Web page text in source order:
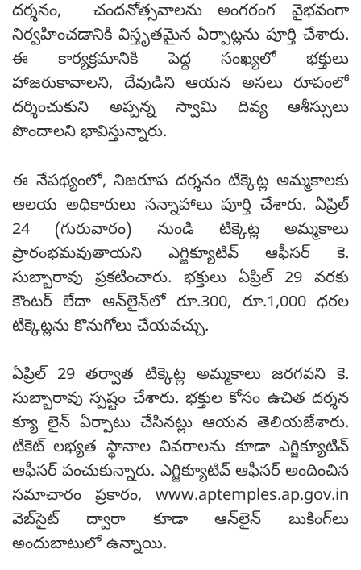
దర్శనం, చందనోత్సవాలను అంగరంగ వైభవంగా
నిర్వహించడానికి విస్తృతమైన ఏర్పాట్లను పూర్తి చేశారు.
ఈ కార్యక్రమానికి పెద్ద సంఖ్యలో భక్తులు
హాజరుకావాలని, దేవుడిని ఆయన అసలు రూపంలో
దర్శించుకుని అప్పన్న స్వామి దివ్య ఆశీస్సులు
పొందాలని భావిస్తున్నారు.
ఈ నేపథ్యంలో, నిజరూప దర్శనం టిక్కెట్ల అమ్మకాలకు
ఆలయ అధికారులు సన్నాహాలు పూర్తి చేశారు. ఏప్రిల్
24 (గురువారం) నుండి టిక్కెట్ల అమ్మకాలు
ప్రారంభమవుతాయని ఎగ్జిక్యూటివ్ ఆఫీసర్ కె.
సుబ్బారావు ప్రకటించారు. భక్తులు ఏప్రిల్ 29 వరకు
కౌంటర్ లేదా ఆన్‌లైన్‌లో రూ.300, రూ.1,000 ధరల
టిక్కెట్లను కొనుగోలు చేయవచ్చు.
ఏప్రిల్ 29 తర్వాత టిక్కెట్ల అమ్మకాలు జరగవని కె.
సుబ్బారావు స్పష్టం చేశారు. భక్తుల కోసం ఉచిత దర్శన
క్యూ లైన్ ఏర్పాటు చేసినట్లు ఆయన తెలియజేశారు.
టికెట్ లభ్యత స్థానాల వివరాలను కూడా ఎగ్జిక్యూటివ్
ఆఫీసర్ పంచుకున్నారు. ఎగ్జిక్యూటివ్ ఆఫీసర్ అందించిన
సమాచారం ప్రకారం, www.aptemples.ap.gov.in
వెబ్‌సైట్ ద్వారా కూడా ఆన్‌లైన్ బుకింగ్‌లు
అందుబాటులో ఉన్నాయి.